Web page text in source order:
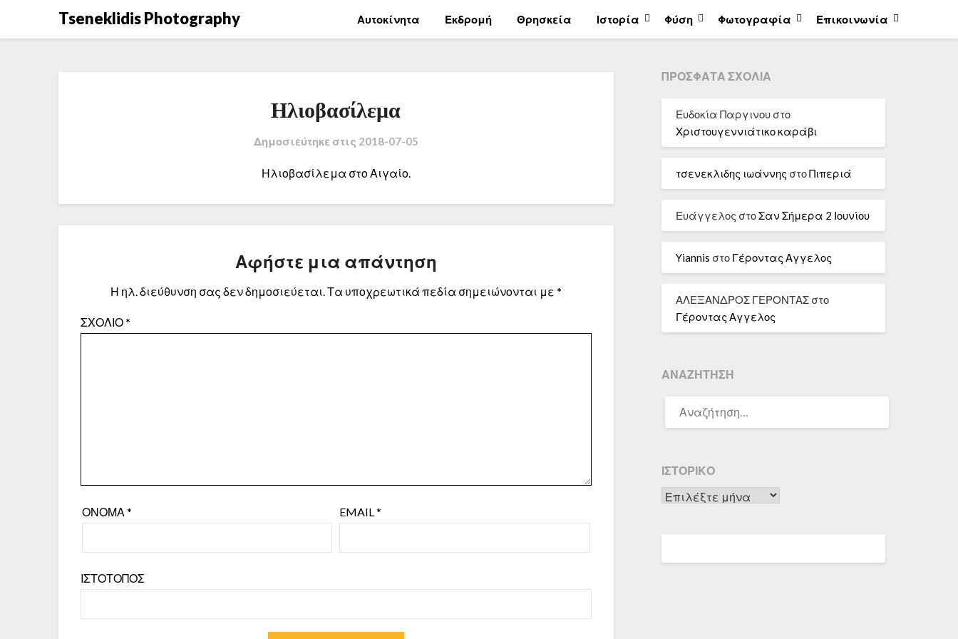
Tseneklidis Photography Αυτοκίνητα Εκδρομή Θρησκεία Ιστορία Φύση Φωτογραφία Επικοινωνία
Ηλιοβασίλεμα
Δημοσιεύτηκε στις 2018-07-05
Ηλιοβασίλεμα στο Αιγαίο.
Αφήστε μια απάντηση
Η ηλ. διεύθυνση σας δεν δημοσιεύεται.Τα υποχρεωτικά πεδία σημειώνονται με *
ΣΧΌΛΙΟ*
ΌΝΟΜΑ* EMAIL*
ΙΣΤΌΤΟΠΟΣ
ΠΡΌΣΦΑΤΑ ΣΧΌΛΙΑ
Ευδοκία Παργινουστο
Χριστουγεννιάτικο καράβι
τσενεκλιδης ιωάννης στοΠιπεριά
Ευάγγελος στοΣαν Σήμερα 2 Ιουνίου
Yiannis στο Γέροντας Αγγελος
ΑΛΕΞΑΝΔΡΟΣ ΓΕΡΟΝΤΑΣστο
Γέροντας Αγγελος
ΑΝΑΖΉΤΗΣΗ
ΓΙΑ:
ΙΣΤΟΡΙΚΌ
Ιστορικό